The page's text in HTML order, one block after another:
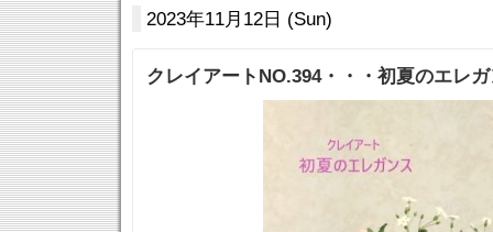
2023年11月12日 (Sun)
クレイアートNO.394・・・初夏のエレ